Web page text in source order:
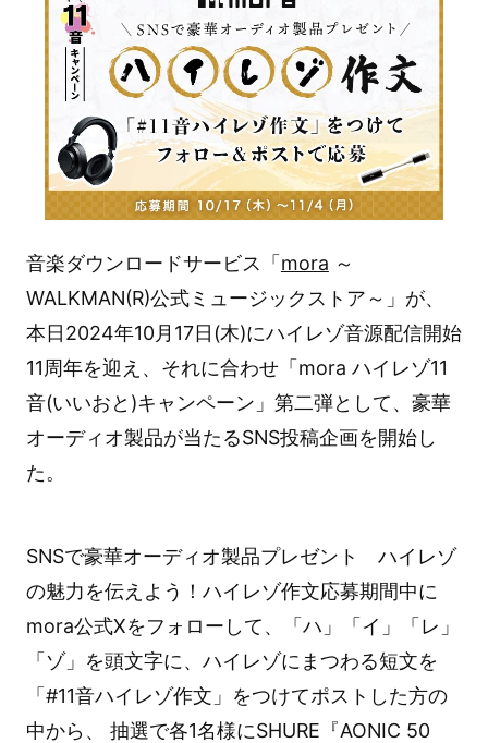
音楽ダウンロードサービス「mora ～
WALKMAN(R)公式ミュージックストア～」が、
本日2024年10月17日(木)にハイレゾ音源配信開始
11周年を迎え、それに合わせ「mora ハイレゾ11
音(いいおと)キャンペーン」第二弾として、豪華
オーディオ製品が当たるSNS投稿企画を開始し
た。
SNSで豪華オーディオ製品プレゼント ハイレゾ
の魅力を伝えよう！ハイレゾ作文応募期間中に
mora公式Xをフォローして、「ハ」「イ」「レ」
「ゾ」を頭文字に、ハイレゾにまつわる短文を
「#11音ハイレゾ作文」をつけてポストした方の
中から、 抽選で各1名様にSHURE『AONIC 50